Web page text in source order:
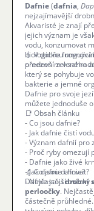
Dafnie(dafnia,
nejzajímavější
Akvaristé je znají
jejich význam je
vodu, konzumovat
biologickou
především v
💧 V dobře
omezení zeleného
který se pohybuje
bakterie a jemné
Dafnie pro svoje
můžete jednoduše
📑 Obsah článku
-Co jsou dafnie?
- Jak dafnie čistí
-Význam dafnií pro
- Proč ryby omezují
- Dafnie jako živé
-Jak dafnie chovat?
-Nejčastější otázky
🔬 Co jsou dafnie?
Dafnie jsoudrobní
perloočky.
částečně